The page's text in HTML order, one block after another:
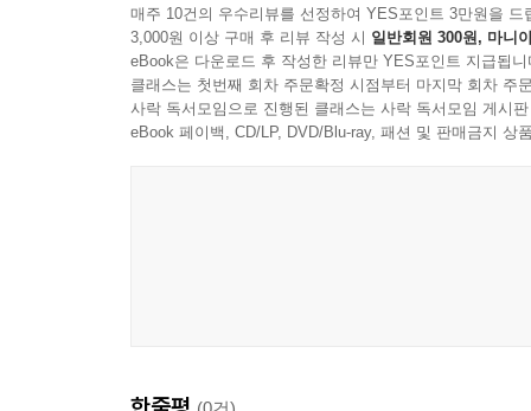
이 책은 뇌 과학이라는 최첨단 과학을 활용해 우
폐해는 무엇인지, 그리고 결국은 우울증으로 치
근거와 논리에 힘입은 이 책은 “지금까지 읽어본
분야에서 장기간 베스트셀러에 오르기도 했다. 이
매주 10건의 우수리뷰를 선정하여 YES포인트 3만원을 드
3,000원 이상 구매 후 리뷰 작성 시 일반회원 300원, 마니
eBook은 다운로드 후 작성한 리뷰만 YES포인트 지급됩니
클래스는 첫번째 회차 주문확정 시점부터 마지막 회차 주
사락 독서모임으로 진행된 클래스는 사락 독서모임 게시
eBook 페이백, CD/LP, DVD/Blu-ray, 패션 및 판매금지 상